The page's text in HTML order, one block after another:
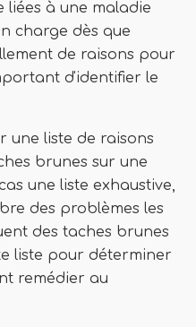
à une maladie
charge dès que
de raisons pour
d'identifier le
une liste de raisons
brunes sur une
une liste exhaustive,
des problèmes les
des taches brunes
liste pour déterminer
remédier au